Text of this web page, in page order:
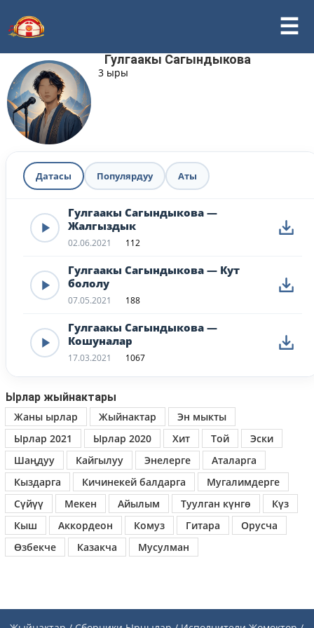
Гулгаакы Сагындыкова
3 ыры
Датасы Популярдуу Аты
Гулгаакы Сагындыкова —
Жалгыздык
02.06.2021 112
Гулгаакы Сагындыкова — Кут
бололу
07.05.2021 188
Гулгаакы Сагындыкова —
Кошуналар
17.03.2021 1067
Ырлар жыйнактары
Жаны ырлар
Жыйнактар
Эн мыкты
Ырлар 2021
Ырлар 2020 Хит Той
Эски
Шаңдуу
Кайгылуу Энелерге
Аталарга
Кыздарга
Кичинекей балдарга
Мугалимдерге
Сүйүү
Мекен Айылым Туулган күнгө
Күз
Кыш
Аккордеон Комуз Гитара
Орусча
Өзбекче
Казакча Мусулман